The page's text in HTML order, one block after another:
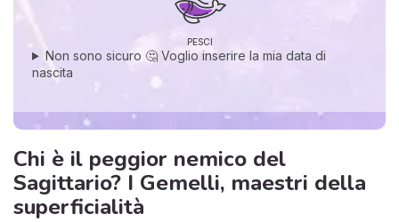
PESCI
Non sono sicuro 🤔 Voglio inserire la mia data di
nascita
Chi è il peggior nemico del
Sagittario? I Gemelli, maestri della
superficialità